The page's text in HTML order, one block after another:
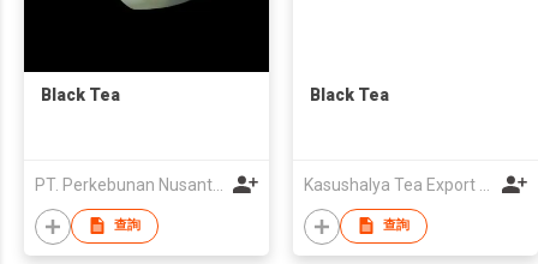
Black Tea
PT. Perkebunan Nusantara VIII
查詢
Black Tea
查詢